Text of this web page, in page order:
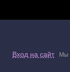
Вход на сайт Мы